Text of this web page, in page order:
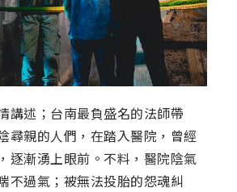
講述；台南最負盛名的法師帶
尋親的人們，在踏入醫院，曾經
逐漸湧上眼前。不料，醫院陰氣
不過氣；被無法投胎的怨魂糾